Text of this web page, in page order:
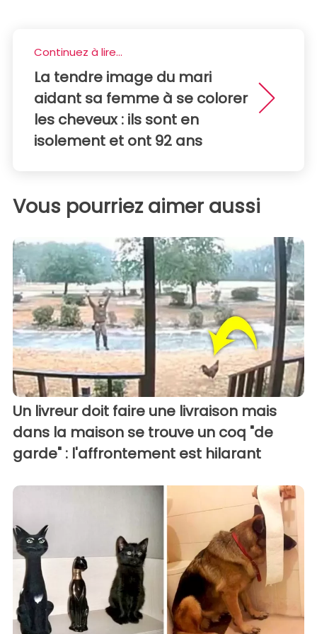
Continuez à lire...
La tendre image du mari
aidant sa femme à se colorer
les cheveux : ils sont en
isolement et ont 92 ans
Vous pourriez aimer aussi
Un livreur doit faire une livraison mais
dans la maison se trouve un coq "de
garde" : l'affrontement est hilarant